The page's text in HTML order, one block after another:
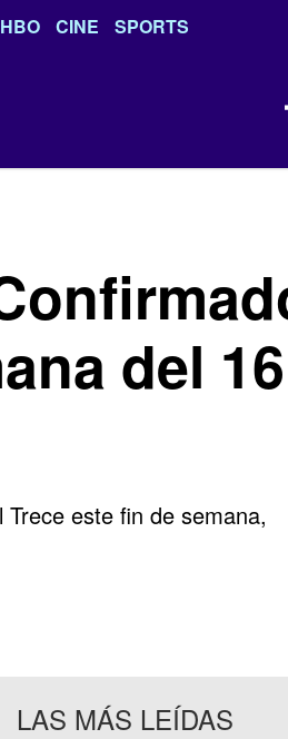
HBO CINE SPORTS
del
este fin de semana,
LAS MÁS LEÍDAS